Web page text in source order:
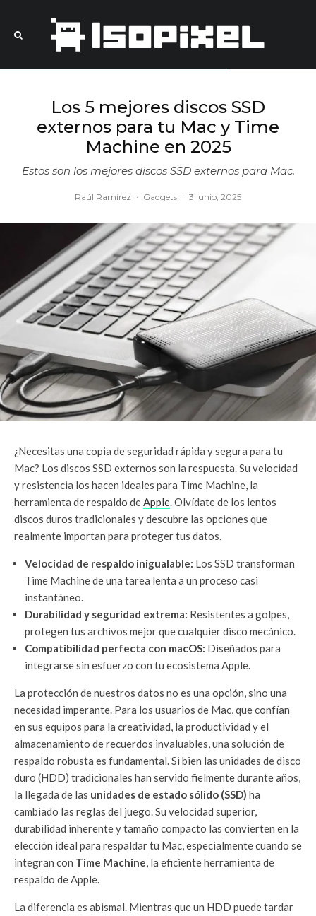
Los 5 mejores discos SSD
externos para tu Mac y Time
Machine en 2025
Estos son los mejores discos SSD externos para Mac.
Raúl Ramírez · Gadgets · 3 junio, 2025
¿Necesitas una copia de seguridad rápida y segura para tu
Mac? Los discos SSD externos son la respuesta. Su velocidad
y resistencia los hacen ideales para Time Machine, la
herramienta de respaldo de Apple . Olvídate de los lentos
discos duros tradicionales y descubre las opciones que
realmente importan para proteger tus datos.
Velocidad de respaldo inigualable: Los SSD transforman
Time Machine de una tarea lenta a un proceso casi
instantáneo.
Durabilidad y seguridad extrema: Resistentes a golpes,
protegen tus archivos mejor que cualquier disco mecánico.
Compatibilidad perfecta con macOS: Diseñados para
integrarse sin esfuerzo con tu ecosistema Apple.
La protección de nuestros datos no es una opción, sino una
necesidad imperante. Para los usuarios de Mac, que confían
en sus equipos para la creatividad, la productividad y el
almacenamiento de recuerdos invaluables, una solución de
respaldo robusta es fundamental. Si bien las unidades de disco
duro (HDD) tradicionales han servido fielmente durante años,
la llegada de las unidades de estado sólido (SSD) ha
cambiado las reglas del juego. Su velocidad superior,
durabilidad inherente y tamaño compacto las convierten en la
elección ideal para respaldar tu Mac, especialmente cuando se
integran con Time Machine , la eficiente herramienta de
respaldo de Apple.
La diferencia es abismal. Mientras que un HDD puede tardar